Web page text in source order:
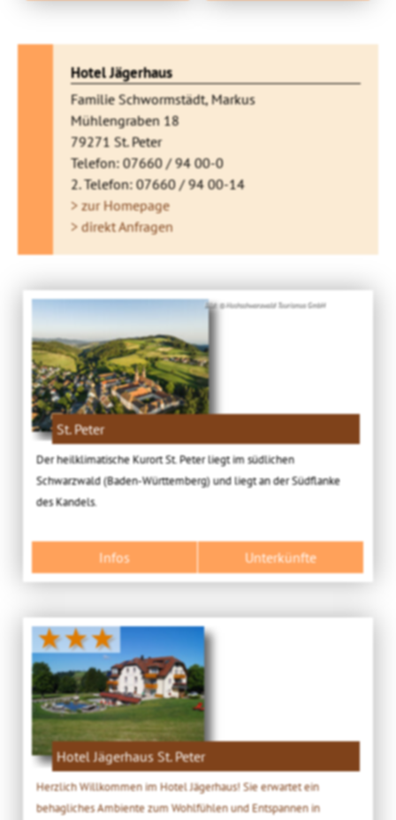
Hotel Jägerhaus
Familie Schwormstädt, Markus
Mühlengraben 18
79271 St. Peter
Telefon: 07660 / 94 00-0
2. Telefon: 07660 / 94 00-14
> zur Homepage
> direkt Anfragen
Bild: © Hochschwarzwald Tourismus GmbH
St. Peter
Der heilklimatische Kurort St. Peter liegt im südlichen
Schwarzwald (Baden-Württemberg) und liegt an der Südflanke
des Kandels.
Infos Unterkünfte
★★★
Hotel Jägerhaus St. Peter
Herzlich Willkommen im Hotel Jägerhaus! Sie erwartet ein
behagliches Ambiente zum Wohlfühlen und Entspannen in